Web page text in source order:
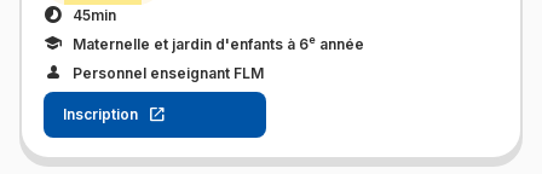
45min
Maternelle et jardin d'enfants à 6e année
Personnel enseignant FLM
Inscription